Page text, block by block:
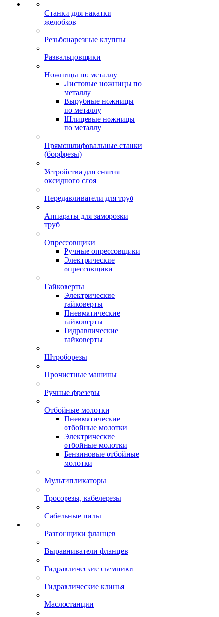
Станки для накатки
желобков
Резьбонарезные клуппы
Развальцовщики
Ножницы по металлу
Листовые ножницы по
металлу
Вырубные ножницы
по металлу
Шлицевые ножницы
по металлу
Прямошлифовальные станки
(борфрезы)
Устройства для снятия
оксидного слоя
Передавливатели для труб
Аппараты для заморозки
труб
Опрессовщики
Ручные опрессовщики
Электрические
опрессовщики
Гайковерты
Электрические
гайковерты
Пневматические
гайковерты
Гидравлические
гайковерты
Штроборезы
Прочистные машины
Ручные фрезеры
Отбойные молотки
Пневматические
отбойные молотки
Электрические
отбойные молотки
Бензиновые отбойные
молотки
Мультипликаторы
Тросорезы, кабелерезы
Сабельные пилы
Разгонщики фланцев
Выравниватели фланцев
Гидравлические съемники
Гидравлические клинья
Маслостанции